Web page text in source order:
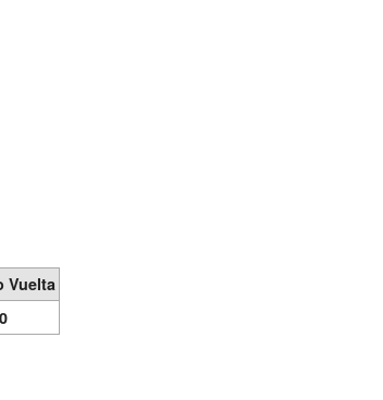
Vuelta